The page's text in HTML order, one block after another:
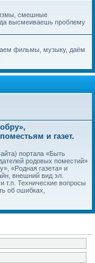
смешные
высмеиваешь проблему
фильмы, музыку, даём
и газет.
портала «Быть
родовых поместий»
«Родная газета» и
внешний вид эл.
т.п. Технические вопросы
об ошибках,